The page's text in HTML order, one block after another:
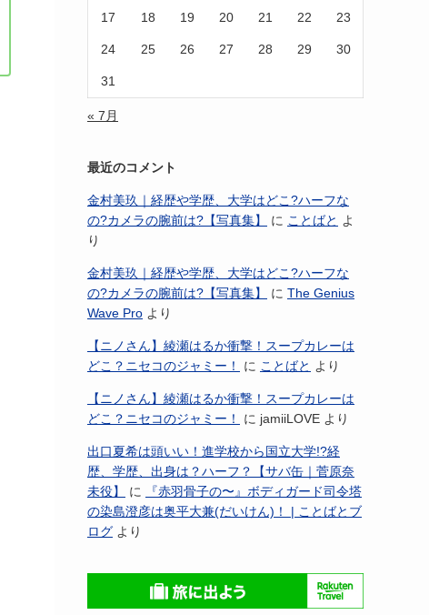
17 18 19 20 21 22 23
24 25 26 27 28 29 30
31
« 7月
最近のコメント
金村美玖｜経歴や学歴、大学はどこ?ハーフな
の?カメラの腕前は?【写真集】
に ことばと よ
り
金村美玖｜経歴や学歴、大学はどこ?ハーフな
の?カメラの腕前は?【写真集】
に The Genius
Wave Pro より
【ニノさん】綾瀬はるか衝撃！スープカレーは
どこ？ニセコのジャミー！
に ことばと より
【ニノさん】綾瀬はるか衝撃！スープカレーは
どこ？ニセコのジャミー！
に jamiiLOVE より
出口夏希は頭いい！進学校から国立大学!?経
歴、学歴、出身は？ハーフ？【サバ缶｜菅原奈
未役】
に
『赤羽骨子の〜』ボディガード司令塔
の染島澄彦は奥平大兼(だいけん)！ | ことばとブ
ログ より